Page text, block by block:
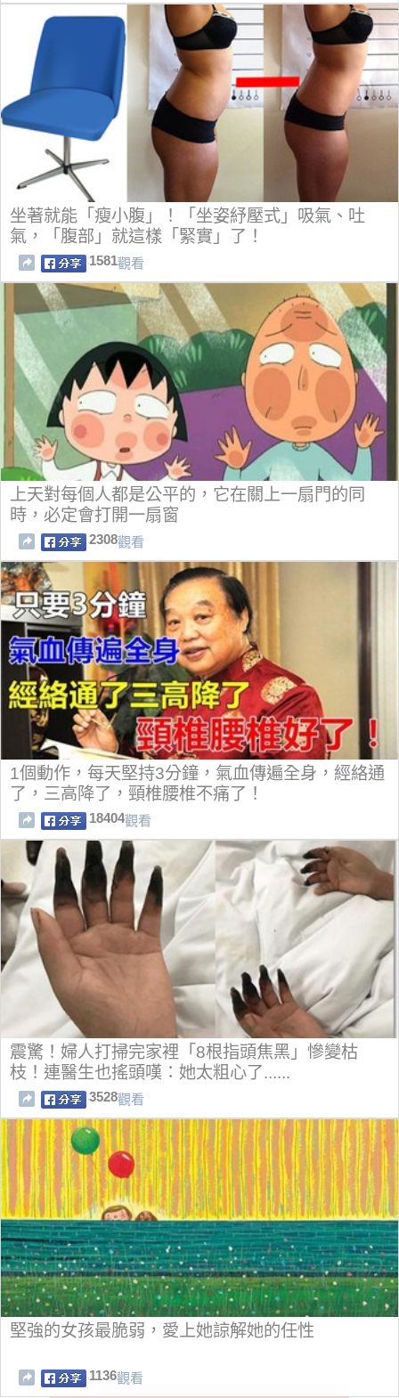
坐著就能「瘦小腹」！「坐姿紓壓式」吸氣、吐
氣，「腹部」就這樣「緊實」了！
1581觀看
上天對每個人都是公平的，它在關上一扇門的同
時，必定會打開一扇窗
2308觀看
1個動作，每天堅持3分鐘，氣血傳遍全身，經絡通
了，三高降了，頸椎腰椎不痛了！
18404觀看
震驚！婦人打掃完家裡「8根指頭焦黑」慘變枯
枝！連醫生也搖頭嘆：她太粗心了......
3528觀看
堅強的女孩最脆弱，愛上她諒解她的任性
1136觀看